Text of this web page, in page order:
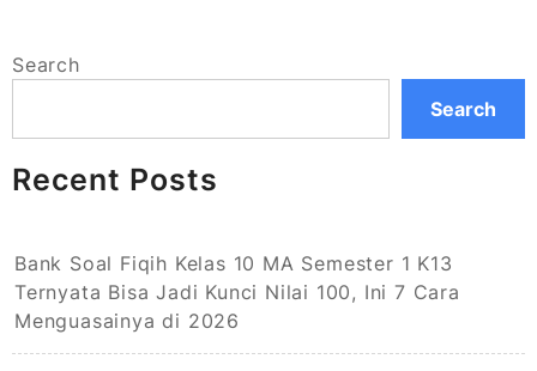
Search
Search
Recent Posts
Bank Soal Fiqih Kelas 10 MA Semester 1 K13
Ternyata Bisa Jadi Kunci Nilai 100, Ini 7 Cara
Menguasainya di 2026